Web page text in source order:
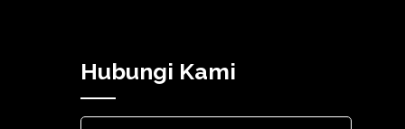
Hubungi Kami